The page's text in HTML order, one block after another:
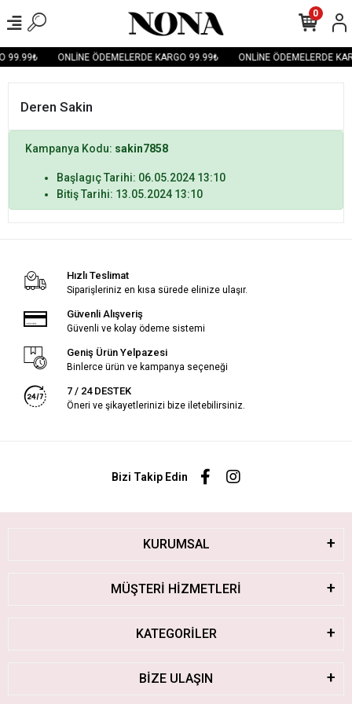
99.99₺ ONLİNE ÖDEMELERDE KARGO 99.99₺ ONLİNE ÖDEMELERDE
0
Deren Sakin
Kampanya Kodu: sakin7858
Başlagıç Tarihi: 06.05.2024 13:10
Bitiş Tarihi: 13.05.2024 13:10
Hızlı Teslimat
Siparişleriniz en kısa sürede elinize ulaşır.
Güvenli Alışveriş
Güvenli ve kolay ödeme sistemi
Geniş Ürün Yelpazesi
Binlerce ürün ve kampanya seçeneği
7 / 24 DESTEK
Öneri ve şikayetlerinizi bize iletebilirsiniz.
Bizi Takip Edin
KURUMSAL
MÜŞTERİ HİZMETLERİ
KATEGORİLER
BİZE ULAŞIN